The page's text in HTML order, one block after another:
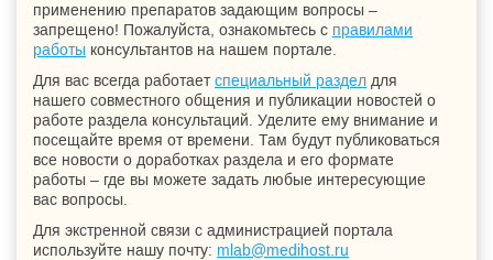
применению препаратов задающим вопросы –
запрещено! Пожалуйста, ознакомьтесь с правилами
работы консультантов на нашем портале.
Для вас всегда работаетспециальный раздел для
нашего совместного общения и публикации новостей о
работе раздела консультаций. Уделите ему внимание и
посещайте время от времени. Там будут публиковаться
все новости о доработках раздела и его формате
работы – где вы можете задать любые интересующие
вас вопросы.
Для экстренной связи с администрацией портала
используйте нашу почту: mlab@medihost.ru